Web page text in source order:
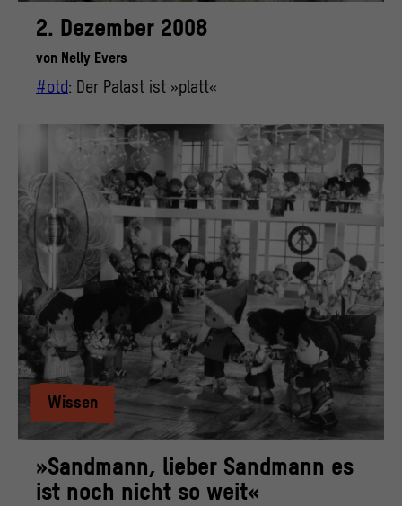
2. Dezember 2008
von Nelly Evers
#otd: Der Palast ist »platt«
Wissen
»Sandmann, lieber Sandmann es
ist noch nicht so weit«